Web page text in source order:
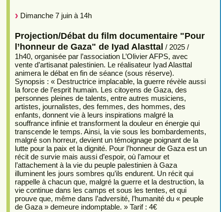
Dimanche 7 juin à 14h
Projection/Débat du film documentaire "Pour
l’honneur de Gaza" de Iyad Alasttal / 2025 /
1h40, organisée par l’association L’Olivier AFPS, avec
vente d’artisanat palestinien. Le réalisateur Iyad Alasttal
animera le débat en fin de séance (sous réserve).
Synopsis : « Destructrice implacable, la guerre révèle aussi
la force de l’esprit humain. Les citoyens de Gaza, des
personnes pleines de talents, entre autres musiciens,
artistes, journalistes, des femmes, des hommes, des
enfants, donnent vie à leurs inspirations malgré la
souffrance infinie et transforment la douleur en énergie qui
transcende le temps. Ainsi, la vie sous les bombardements,
malgré son horreur, devient un témoignage poignant de la
lutte pour la paix et la dignité. Pour l’honneur de Gaza est un
récit de survie mais aussi d’espoir, où l’amour et
l’attachement à la vie du peuple palestinien à Gaza
illuminent les jours sombres qu’ils endurent. Un récit qui
rappelle à chacun que, malgré la guerre et la destruction, la
vie continue dans les camps et sous les tentes, et qui
prouve que, même dans l’adversité, l’humanité du « peuple
de Gaza » demeure indomptable. » Tarif : 4€